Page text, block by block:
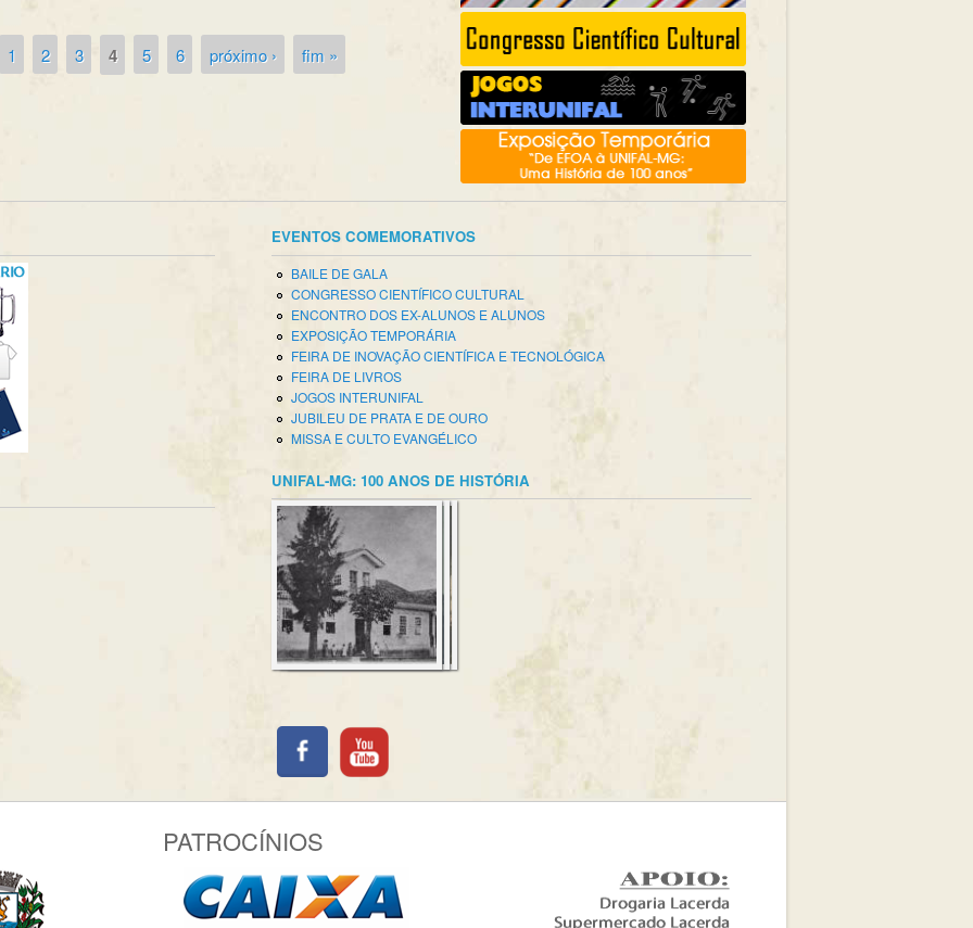
1 2 3 4 5 6 próximo › fim »
EVENTOS COMEMORATIVOS
BAILE DE GALA
CONGRESSO CIENTÍFICO CULTURAL
ENCONTRO DOS EX-ALUNOS E ALUNOS
EXPOSIÇÃO TEMPORÁRIA
FEIRA DE INOVAÇÃO CIENTÍFICA E TECNOLÓGICA
FEIRA DE LIVROS
JOGOS INTERUNIFAL
JUBILEU DE PRATA E DE OURO
MISSA E CULTO EVANGÉLICO
UNIFAL-MG: 100 ANOS DE HISTÓRIA
PATROCÍNIOS